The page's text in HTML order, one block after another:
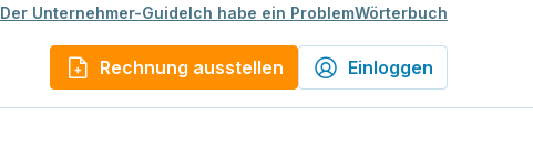
Der Unternehmer-GuideIch habe ein ProblemWörterbuch
Rechnung ausstellen Einloggen